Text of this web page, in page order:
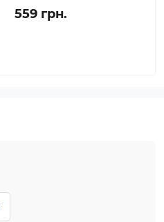
559 грн.